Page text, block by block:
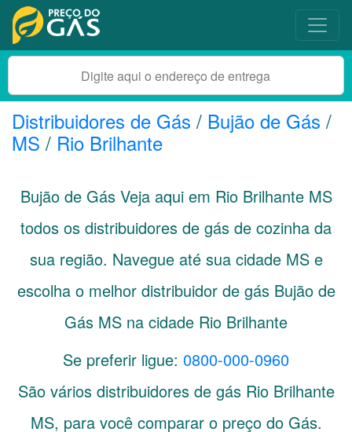
Distribuidores de Gás / Bujão de Gás /
MS / Rio Brilhante
Bujão de Gás Veja aqui em Rio Brilhante MS
todos os distribuidores de gás de cozinha da
sua região. Navegue até sua cidade MSe
escolha o melhor distribuidor de gás Bujão de
Gás MS na cidade Rio Brilhante
Se preferir ligue: 0800-000-0960
São vários distribuidores de gás Rio Brilhante
MS, para você comparar o preço do Gás.